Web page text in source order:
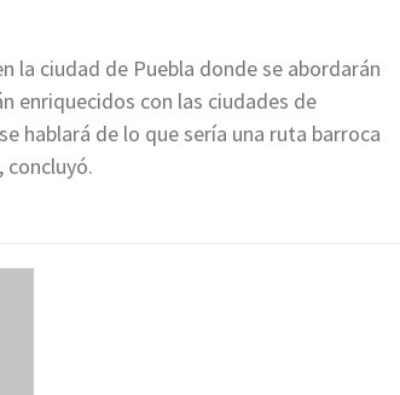
la ciudad de Puebla donde se abordarán
enriquecidos con las ciudades de
hablará de lo que sería una ruta barroca
concluyó.